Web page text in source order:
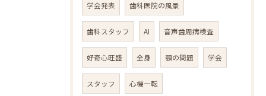
学会発表 歯科医院の風景
歯科スタッフ AI 音声歯周病検査
好奇心旺盛 全身 顎の問題 学会
スタッフ 心機一転